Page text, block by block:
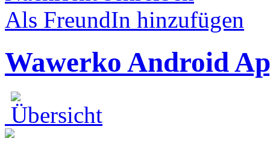
Als FreundIn hinzufügen
Wawerko Android